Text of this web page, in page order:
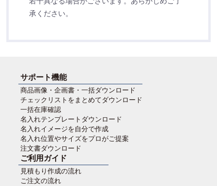
承ください。
サポート機能
商品画像・企画書・一括ダウンロード
チェックリストをまとめてダウンロード
一括在庫確認
名入れテンプレートダウンロード
名入れイメージを自分で作成
名入れ位置やサイズをプロがご提案
注文書ダウンロード
ご利用ガイド
見積もり作成の流れ
ご注文の流れ